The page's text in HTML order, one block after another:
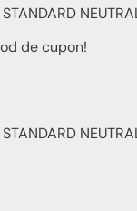
de cupon!